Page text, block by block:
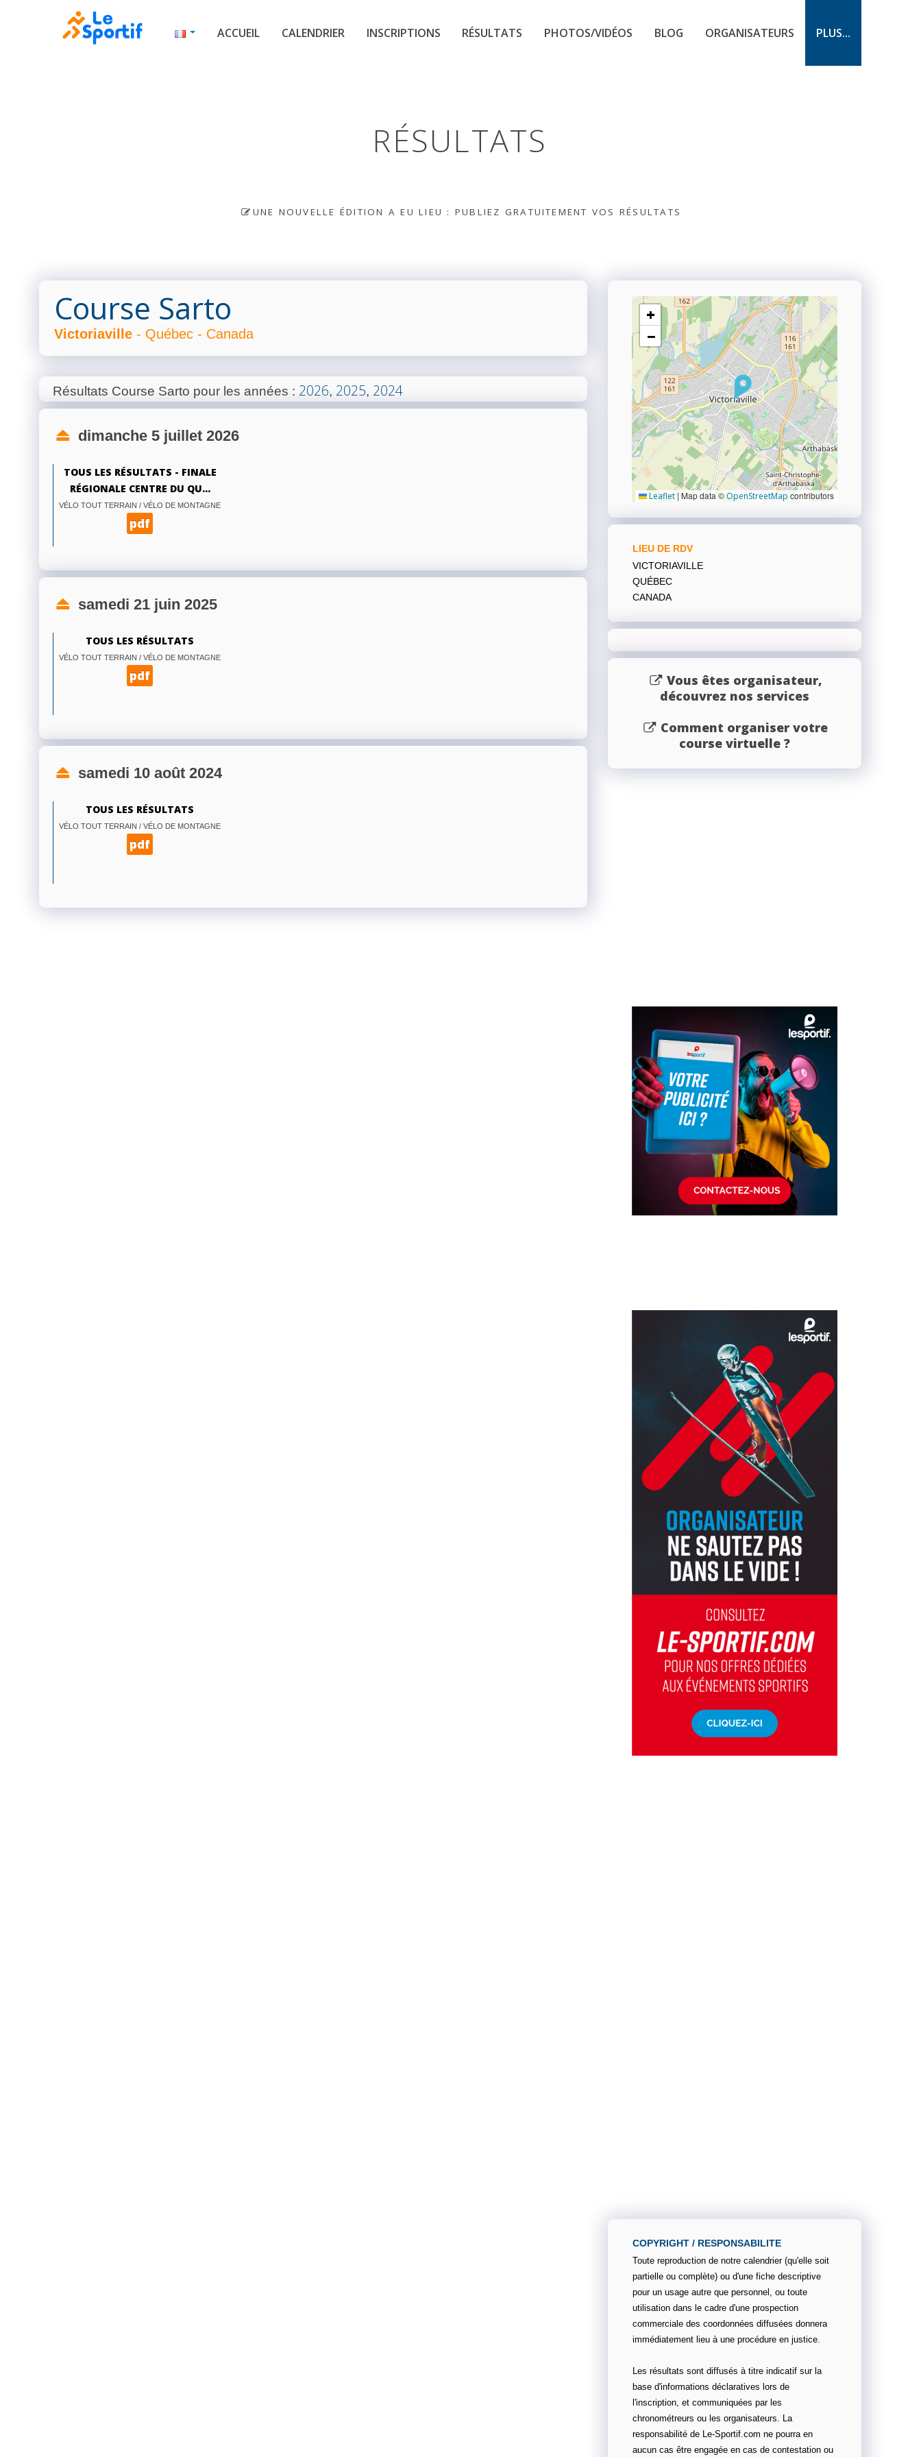
ACCUEIL CALENDRIER INSCRIPTIONS RÉSULTATS PHOTOS/VIDÉOS BLOG ORGANISATEURS PLUS...
RÉSULTATS
UNE NOUVELLE ÉDITION A EU LIEU : PUBLIEZ GRATUITEMENT VOS RÉSULTATS
Course Sarto
Victoriaville - Québec - Canada
Résultats Course Sarto pour les années : 2026, 2025, 2024
dimanche 5 juillet 2026
TOUS LES RÉSULTATS - FINALE
RÉGIONALE CENTRE DU QU...
VÉLO TOUT TERRAIN / VÉLO DE MONTAGNE
pdf
samedi 21 juin 2025
TOUS LES RÉSULTATS
VÉLO TOUT TERRAIN / VÉLO DE MONTAGNE
pdf
samedi 10 août 2024
TOUS LES RÉSULTATS
VÉLO TOUT TERRAIN / VÉLO DE MONTAGNE
pdf
+
−
Leaflet | Map data ©OpenStreetMap contributors
LIEU DE RDV
VICTORIAVILLE
QUÉBEC
CANADA
Vous êtes organisateur,
découvrez nos services
Comment organiser votre
course virtuelle ?
COPYRIGHT / RESPONSABILITE
Toute reproduction de notre calendrier (qu'elle soit
partielle ou complète) ou d'une fiche descriptive
pour un usage autre que personnel, ou toute
utilisation dans le cadre d'une prospection
commerciale des coordonnées diffusées donnera
immédiatement lieu à une procédure en justice.
Les résultats sont diffusés à titre indicatif sur la
base d'informations déclaratives lors de
l'inscription, et communiquées par les
chronométreurs ou les organisateurs. La
responsabilité de Le-Sportif.com ne pourra en
aucun cas être engagée en cas de contestation ou